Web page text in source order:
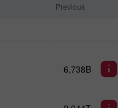
Previous
6,738B